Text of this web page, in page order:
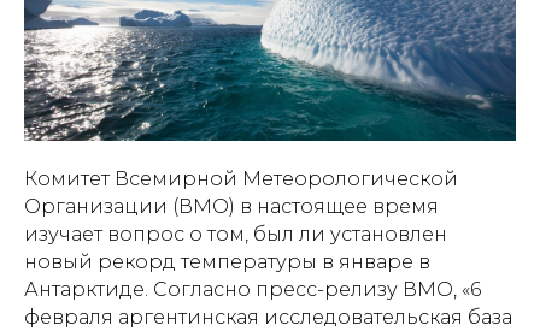
Комитет Всемирной Метеорологической
Организации (ВМО) в настоящее время
изучает вопрос о том, был ли установлен
новый рекорд температуры в январе в
Антарктиде. Согласно пресс-релизу ВМО, «6
февраля аргентинская исследовательская база